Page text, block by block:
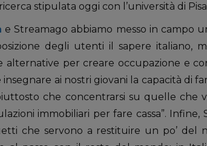
stipulata oggi con l’università di
e Streamago abbiamo messo in campo
degli utenti il sapere italiano,
alternative per creare occupazione e
insegnare ai nostri giovani la capacità di
che concentrarsi su quelle che
immobiliari per fare cassa”.
che servono a restituire un po’ del